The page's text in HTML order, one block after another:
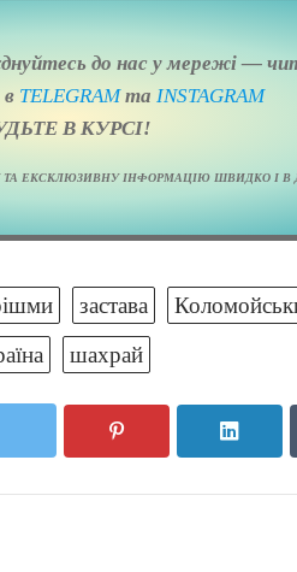
до нас у мережі —
в TELEGRAMта ІNSTAGRAM
В КУРСІ!
ТА ЕКСКЛЮЗИВНУ ІНФОРМАЦІЮ ШВИДКО І
застава
шахрай